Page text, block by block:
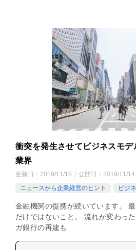
衝突を発生させてビジネスモ
業界
更新日： 2019/11/15 公開日： 2019/11/14
ニュースから企業経営のヒント
ビジ
金融機関の提携が続いています。
だけではないこと。 流れが変わっ
ガ銀行の再建も